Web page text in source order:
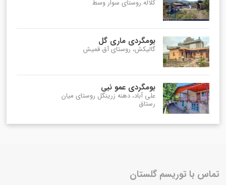
کلاله.روستای سوار وسط
بومگردی ماری گل
گالیکش، روستای آق قمیش
بومگردی عمو نبی
علی آباد، دهنه زرینگل روستای میان
رستاق
تماس با توریسم گلستان